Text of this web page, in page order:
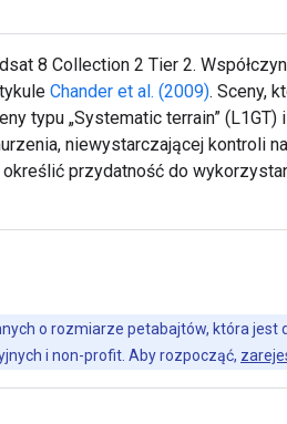
8 Collection 2 Tier 2.
Chander et al. (2009). Sceny,
typu „Systematic terrain” (L1GT)
niewystarczającej kontroli
przydatność do
o rozmiarze petabajtów, która jest
i non-profit. Aby rozpocząć,